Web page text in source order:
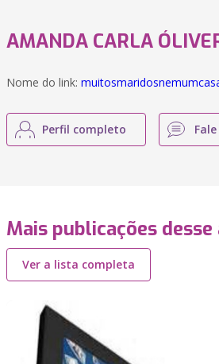
AMANDA CARLA
Nome do link:
Perfil completo
Mais publicações
Ver a lista completa